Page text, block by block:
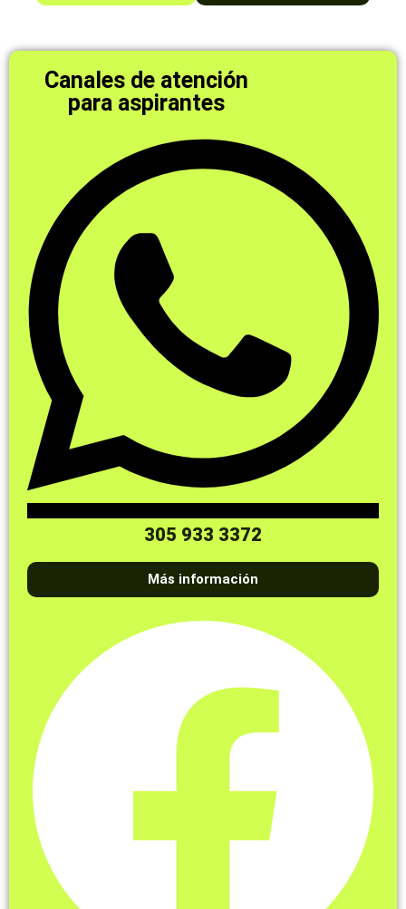
Canales de atención
para aspirantes
305 933 3372
Más información